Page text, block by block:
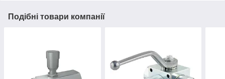
Подібні товари компанії